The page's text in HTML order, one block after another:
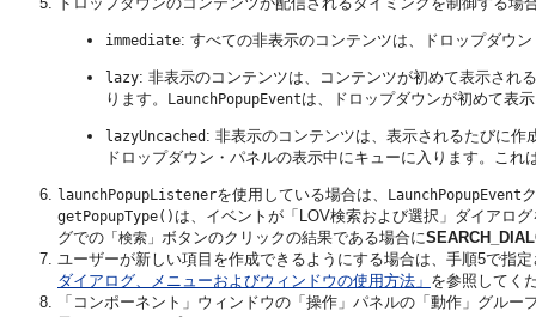
immediate: すべての非表示のコンテンツは、ドロップダウ
lazy: 非表示のコンテンツは、コンテンツが初めて表示され
ります。
LaunchPopupEventは、ドロップダウンが初めて表
lazyUncached : 非表示のコンテンツは、表示されるたびに
ドロップダウン・パネルの表示中にキューに入ります。これ
launchPopupListenerを使用している場合は、 LaunchPopupEvent
getPopupType() は、イベントが「LOV検索および選択」ダイアロ
グでの 「検索」 ボタンのクリックの結果である場合に
ユーザーが新しい項目を作成できるようにする場合は、手順5で指
ダイアログ、メニューおよびウィンドウの使用方法」 を参照してく
「コンポーネント」ウィンドウの「操作」パネルの「動作」グルー